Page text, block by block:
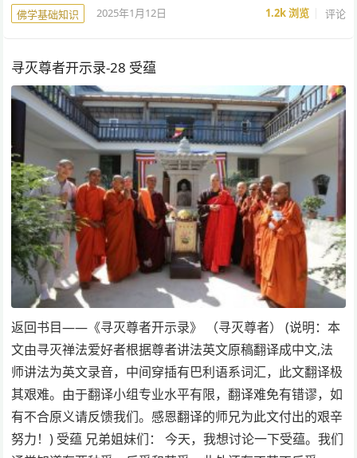
佛学基础知识 2025年1月12日 1.2k浏览 评论
寻灭尊者开示录-28 受蕴
返回书目——《寻灭尊者开示录》 （寻灭尊者） (说明：本
文由寻灭禅法爱好者根据尊者讲法英文原稿翻译成中文,法
师讲法为英文录音，中间穿插有巴利语系词汇，此文翻译极
其艰难。由于翻译小组专业水平有限，翻译难免有错谬，如
有不合原义请反馈我们。感恩翻译的师兄为此文付出的艰辛
努力！) 受蕴 兄弟姐妹们： 今天，我想讨论一下受蕴。我们